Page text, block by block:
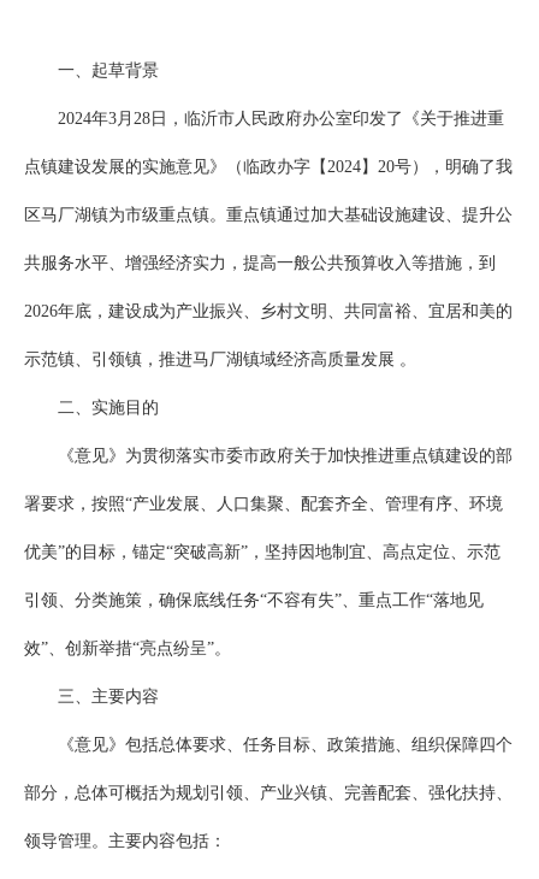
一、起草背景
2024年3月28日，临沂市人民政府办公室印发了《关于推进重
点镇建设发展的实施意见》（临政办字【2024】20号），明确了我
区马厂湖镇为市级重点镇。重点镇通过加大基础设施建设、提升公
共服务水平、增强经济实力，提高一般公共预算收入等措施，到
2026年底，建设成为产业振兴、乡村文明、共同富裕、宜居和美的
示范镇、引领镇，推进马厂湖镇域经济高质量发展 。
二、实施目的
《意见》为贯彻落实市委市政府关于加快推进重点镇建设的部
署要求，按照“产业发展、人口集聚、配套齐全、管理有序、环境
优美”的目标，锚定“突破高新”，坚持因地制宜、高点定位、示范
引领、分类施策，确保底线任务“不容有失”、重点工作“落地见
效”、创新举措“亮点纷呈”。
三、主要内容
《意见》包括总体要求、任务目标、政策措施、组织保障四个
部分，总体可概括为规划引领、产业兴镇、完善配套、强化扶持、
领导管理。主要内容包括：